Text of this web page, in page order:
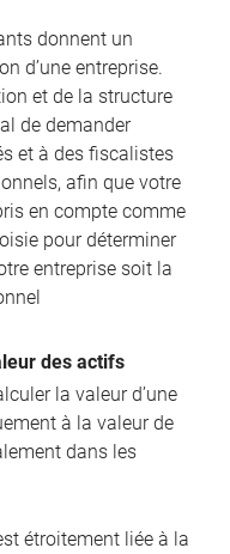
donnent un
d’une entreprise.
et de la structure
de demander
et à des fiscalistes
afin que votre
en compte comme
pour déterminer
entreprise soit la
des actifs
la valeur d’une
à la valeur de
dans les
étroitement liée à la